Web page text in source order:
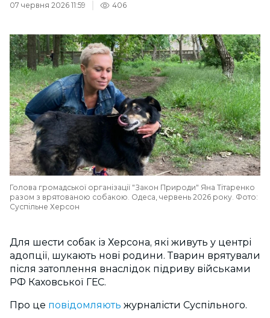
07 червня 2026 11:59
406
Голова громадської організації "Закон Природи" Яна Тітаренко
разом з врятованою собакою. Одеса, червень 2026 року. Фото:
Суспільне Херсон
Для шести собак із Херсона, які живуть у центрі
адопції, шукають нові родини. Тварин врятували
після затоплення внаслідок підриву військами
РФ Каховської ГЕС.
Про це повідомляють журналісти Суспільного.